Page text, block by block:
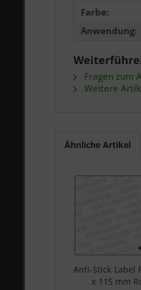
Farbe:
Anwendung:
Fragen zum
Weitere
Ähnliche Artikel
Anti-Stick Label
x 115 mm